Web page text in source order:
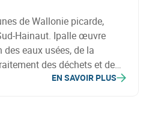
de Wallonie picarde,
Hainaut. Ipalle œuvre
des eaux usées, de la
des déchets et de
EN SAVOIR PLUS